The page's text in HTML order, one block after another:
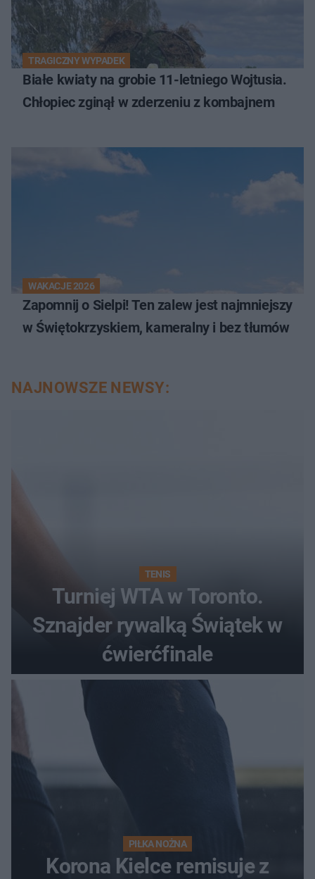
TRAGICZNY WYPADEK
Białe kwiaty na grobie 11-letniego Wojtusia.
Chłopiec zginął w zderzeniu z kombajnem
WAKACJE 2026
Zapomnij o Sielpi! Ten zalew jest najmniejszy
w Świętokrzyskiem, kameralny i bez tłumów
NAJNOWSZE NEWSY:
TENIS
Turniej WTA w Toronto.
Sznajder rywalką Świątek w
ćwierćfinale
PIŁKA NOŻNA
Korona Kielce remisuje z